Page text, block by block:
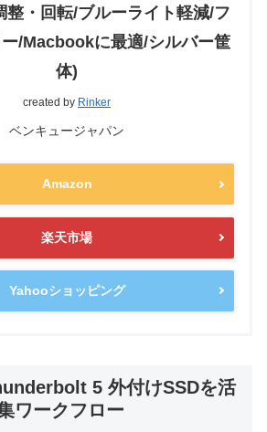
整・回転/ブルーライト軽減/フ
ー/Macbookに最適/シルバー筐
体)
created by Rinker
ベンキュージャパン
Amazon
楽天市場
Yahooショッピング
5 外付けSSDを活
ワークフロー